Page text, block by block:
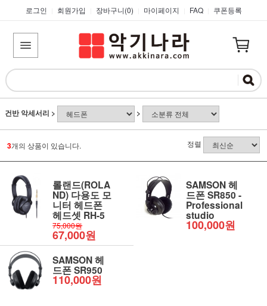
로그인 회원가입 장바구니(0) 마이페이지 FAQ 쿠폰등록
건반 악세서리 > >
3개의 상품이 있습니다. 정렬
롤랜드(ROLA
ND) 다용도 모
니터 헤드폰
헤드셋 RH-5
75,000원
67,000원
SAMSON 헤
드폰 SR850 -
Professional
studio
100,000원
SAMSON 헤
드폰 SR950
110,000원